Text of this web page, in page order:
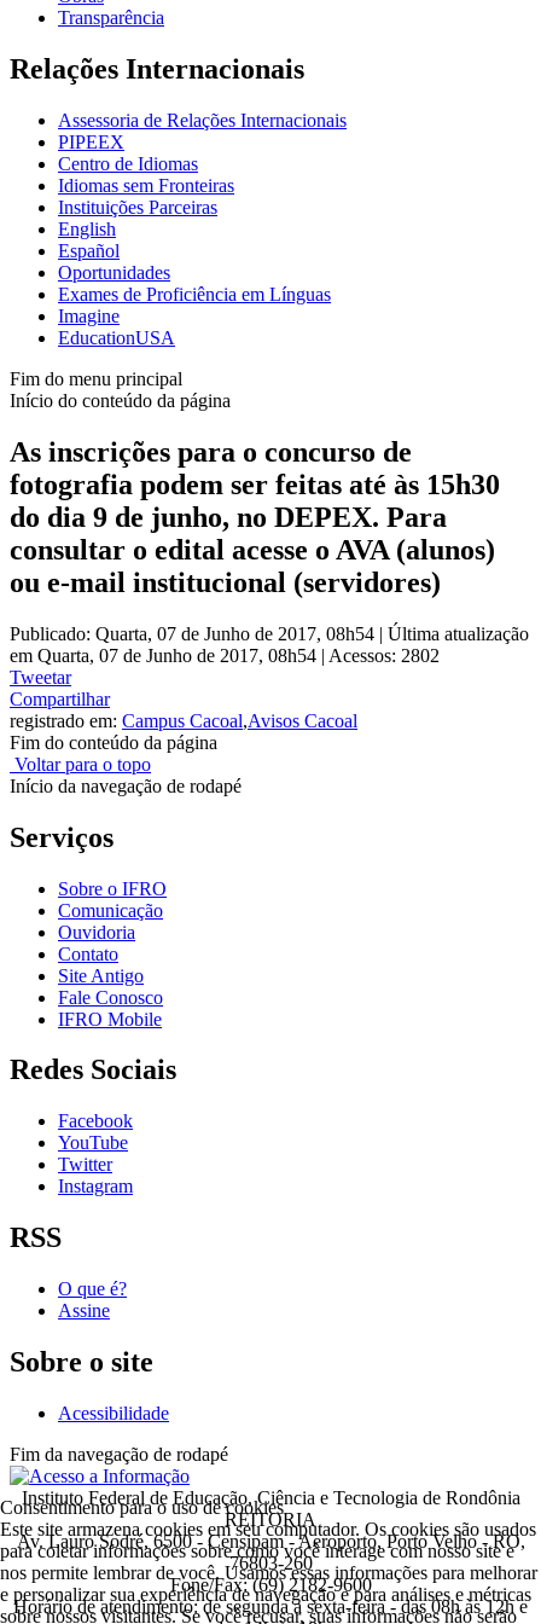
Transparência
Relações Internacionais
Assessoria de Relações Internacionais
PIPEEX
Centro de Idiomas
Idiomas sem Fronteiras
Instituições Parceiras
English
Español
Oportunidades
Exames de Proficiência em Línguas
Imagine
EducationUSA
Fim do menu principal
Início do conteúdo da página
As inscrições para o concurso de
fotografia podem ser feitas até às 15h30
do dia 9 de junho, no DEPEX. Para
consultar o edital acesse o AVA (alunos)
ou e-mail institucional (servidores)
Publicado: Quarta, 07 de Junho de 2017, 08h54 | Última atualização
em Quarta, 07 de Junho de 2017, 08h54 | Acessos: 2802
Tweetar
Compartilhar
registrado em: Campus Cacoal,Avisos Cacoal
Fim do conteúdo da página
Voltar para o topo
Início da navegação de rodapé
Serviços
Sobre o IFRO
Comunicação
Ouvidoria
Contato
Site Antigo
Fale Conosco
IFRO Mobile
Redes Sociais
Facebook
YouTube
Twitter
Instagram
RSS
O que é?
Assine
Sobre o site
Acessibilidade
Fim da navegação de rodapé
Instituto Federal de Educação, Ciência e Tecnologia de Rondônia
REITORIA
Av. Lauro Sodré, 6500 - Censipam - Aeroporto, Porto Velho - RO,
76803-260
Fone/Fax: (69) 2182-9600
Horário de atendimento: de segunda a sexta-feira - das 08h às 12h e
Consentimento para o uso de cookies
Este site armazena cookies em seu computador. Os cookies são usados
para coletar informações sobre como você interage com nosso site e
nos permite lembrar de você. Usamos essas informações para melhorar
e personalizar sua experiência de navegação e para análises e métricas
sobre nossos visitantes. Se você recusar, suas informações não serão